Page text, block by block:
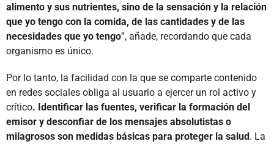
alimento y sus nutrientes, sino de la sensación y la relación
que yo tengo con la comida, de las cantidades y de las
necesidades que yo tengo”, añade, recordando que cada
organismo es único.
Por lo tanto, la facilidad con la que se comparte contenido
en redes sociales obliga al usuario a ejercer un rol activo y
crítico. Identificar las fuentes, verificar la formación del
emisor y desconfiar de los mensajes absolutistas o
milagrosos son medidas básicas para proteger la salud. La